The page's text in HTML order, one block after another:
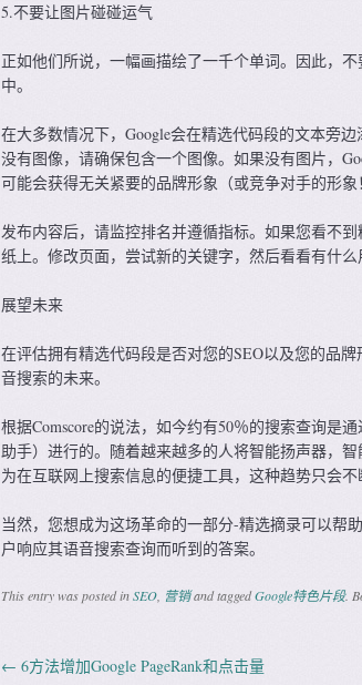
5.不要让图片碰碰运气
正如他们所说，一幅画描绘了一千个单词。因此，
中。
在大多数情况下，Google会在精选代码段的文本旁
没有图像，请确保包含一个图像。如果没有图片，
可能会获得无关紧要的品牌形象（或竞争对手的形象
发布内容后，请监控排名并遵循指标。如果您看不
纸上。修改页面，尝试新的关键字，然后看看有什么
展望未来
在评估拥有精选代码段是否对您的SEO以及您的品
音搜索的未来。
根据Comscore的说法，如今约有50％的搜索查询是
助手）进行的。随着越来越多的人将智能扬声器，
为在互联网上搜索信息的便捷工具，这种趋势只会不
当然，您想成为这场革命的一部分-精选摘录可以帮
户响应其语音搜索查询而听到的答案。
This entry was posted inSEO, 营销and taggedGoogle特色片段.
← 6方法增加Google PageRank和点击量